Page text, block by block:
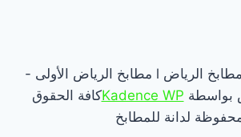
© 2026 أفضل مطابخ الرياض l مطابخ الرياض الأولى -
بواسطة Kadence WPكافة الحقوق
لدانة للمطابخ